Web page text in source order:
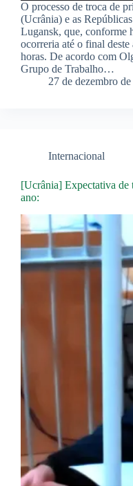
O processo de troca de
(Ucrânia) e as
Lugansk, que, conforme
ocorreria até o final
horas. De acordo com
Grupo de Trabalho…
27 de dezembro
Internacional
[Ucrânia] Expectativa de
ano: